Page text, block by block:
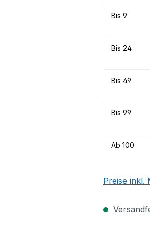
Bis 9
Bis 24
Bis 49
Bis 99
Ab 100
Preise inkl.